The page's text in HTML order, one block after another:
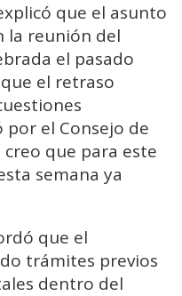
que el asunto
la reunión del
el pasado
el retraso
por el Consejo de
que para este
semana ya
que el
trámites previos
dentro del